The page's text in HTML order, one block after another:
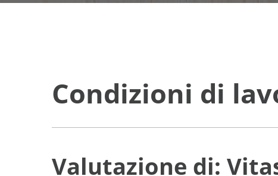
Condizioni di
Valutazione di: